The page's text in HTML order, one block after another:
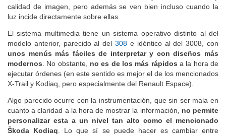
de plástico curvo. Todas ellas tienen una muy buena resolución y
calidad de imagen, pero además se ven bien incluso cuando la
El sistema multimedia tiene un sistema operativo distinto al del
modelo anterior, parecido al del308e idéntico al del 3008, con
unos menús más fáciles de interpretar y con diseños más
modernos. No obstante, no es de los más rápidosa la hora de
ejecutar órdenes (en este sentido es mejor el de los mencionados
Algo parecido ocurre con la instrumentación, que sin ser mala en
cuanto a claridad a la hora de mostrar la información,no permite
personalizar esta a un nivel tan alto como el mencionado